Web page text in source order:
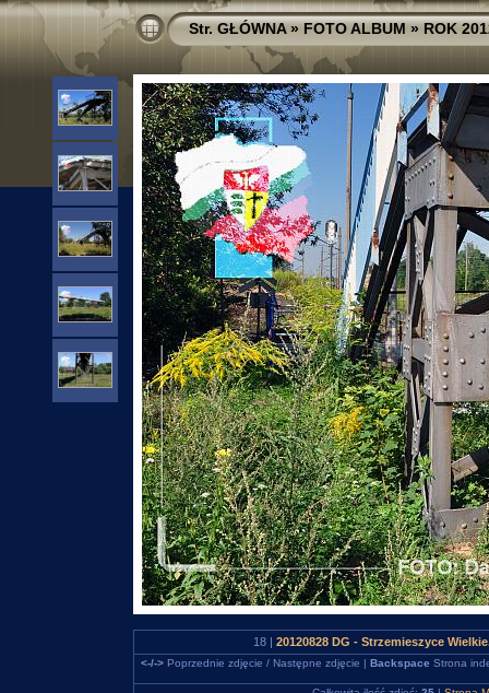
Str. GŁÓWNA»FOTO ALBUM»ROK
18 | 20120828 DG - Strzemieszyce
<-/->Poprzednie zdjęcie / Następne zdjęcie | Backspace Strona